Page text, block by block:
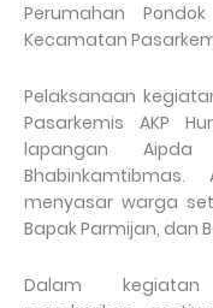
Perumahan
Kecamatan
Pelaksanaan
Pasarkemis AKP
lapangan
menyasar warga
Bapak Parmijan, dan
Dalam kegiatan